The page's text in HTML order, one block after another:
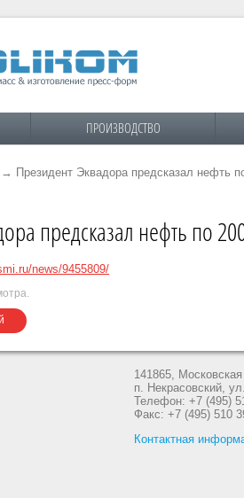
ПРОИЗВОДСТВО
→ Президент Эквадора предсказал нефть
предсказал нефть по
news/9455809/
141865,
п. Некрасовский,
Телефон: +7 (495)
Факс: +7 (495) 510
Контактная